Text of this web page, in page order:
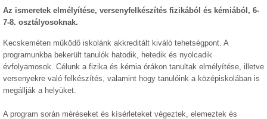
Az ismeretek elmélyítése, versenyfelkészítés fizikából és kémiából, 6-
7-8. osztályosoknak.
Kecskeméten működő iskolánk akkreditált kiváló tehetségpont. A
programunkba bekerült tanulók hatodik, hetedik és nyolcadik
évfolyamosok. Célunk a fizika és kémia órákon tanultak elmélyítése, illetve
versenyekre való felkészítés, valamint hogy tanulóink a középiskolában is
megállják a helyüket.
A program során méréseket és kísérleteket végeztek, elemeztek és